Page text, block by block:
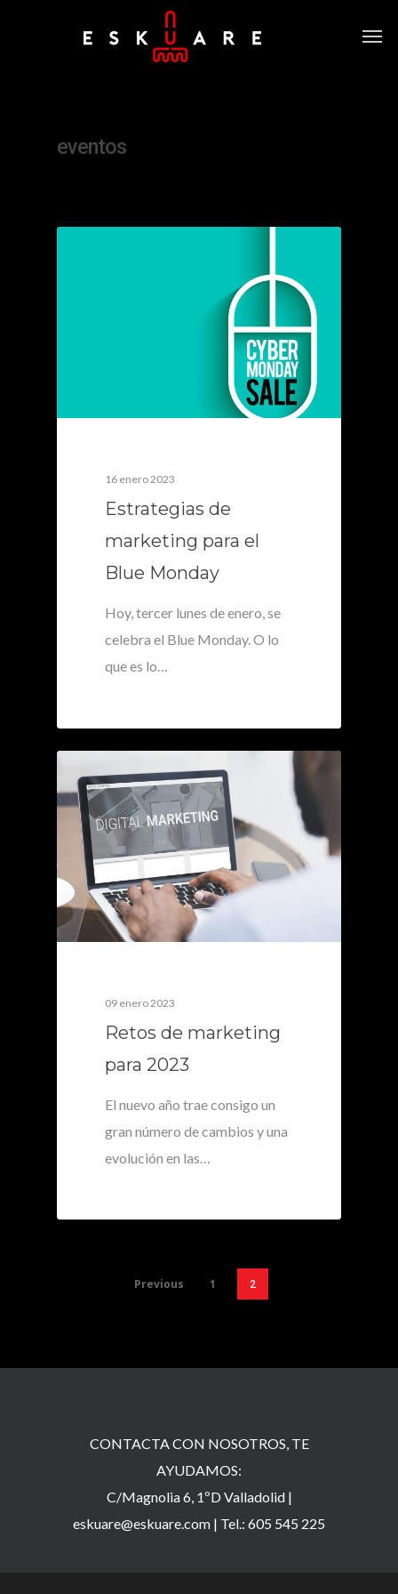
eventos
16 enero 2023
Estrategias de
marketing para el
Blue Monday
Hoy, tercer lunes de enero, se
celebra el Blue Monday. O lo
que es lo…
09 enero 2023
Retos de marketing
para 2023
El nuevo año trae consigo un
gran número de cambios y una
evolución en las…
0
Previous 1 2
CONTACTA CON NOSOTROS, TE
AYUDAMOS:
C/Magnolia 6, 1ºD Valladolid |
eskuare@eskuare.com | Tel.: 605 545 225